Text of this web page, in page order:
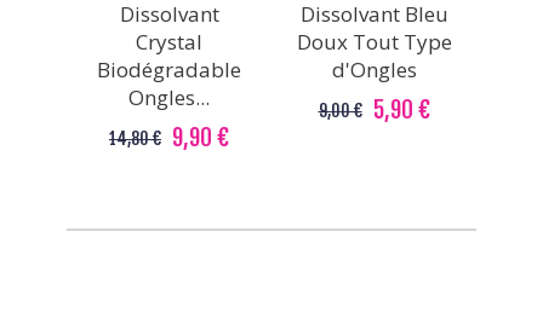
Dissolvant
Crystal
Biodégradable
Ongles...
14,80 € 9,90 €
Dissolvant Bleu
Doux Tout Type
d'Ongles
9,00 € 5,90 €